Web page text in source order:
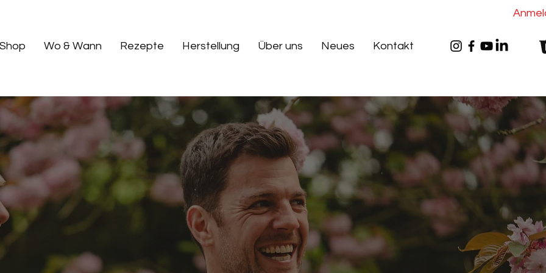
Wo & Wann Rezepte Herstellung Über uns Neues Kontakt